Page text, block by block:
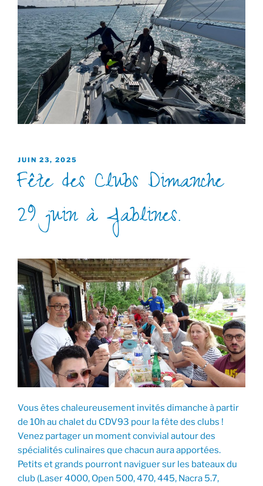
PUBLIÉ
LE
JUIN 23, 2025
Fête des Clubs Dimanche
29 juin à Jablines.
Vous êtes chaleureusement invités dimanche à partir
de 10h au chalet du CDV93 pour la fête des clubs !
Venez partager un moment convivial autour des
spécialités culinaires que chacun aura apportées.
Petits et grands pourront naviguer sur les bateaux du
club (Laser 4000, Open 500, 470, 445, Nacra 5.7,